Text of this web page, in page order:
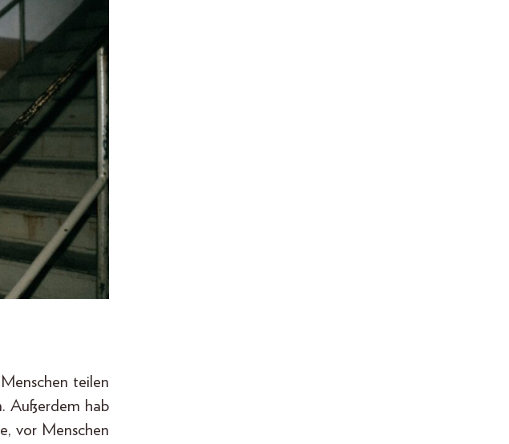
teilen
Außerdem hab
vor Menschen